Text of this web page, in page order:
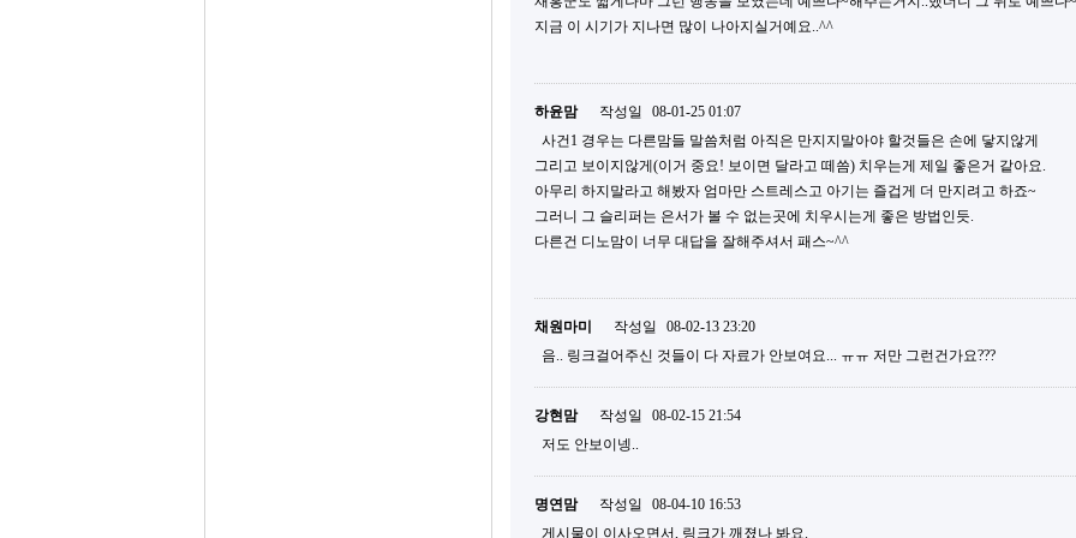
지금 이 시기가 지나면 많이 나아지실거예요..^^
하윤맘 작성일
08-01-25 01:07
사건1 경우는 다른맘들 말씀처럼 아직은 만지지말아야 할것들은 손에 닿지않게
그리고 보이지않게(이거 중요! 보이면 달라고 떼씀) 치우는게 제일 좋은거 같아요.
아무리 하지말라고 해봤자 엄마만 스트레스고 아기는 즐겁게 더 만지려고 하죠~
그러니 그 슬리퍼는 은서가 볼 수 없는곳에 치우시는게 좋은 방법인듯.
다른건 디노맘이 너무 대답을 잘해주셔서 패스~^^
채원마미 작성일
08-02-13 23:20
음.. 링크걸어주신 것들이 다 자료가 안보여요... ㅠㅠ 저만 그런건가요???
강현맘 작성일
08-02-15 21:54
저도 안보이넹..
명연맘 작성일
08-04-10 16:53
게시물이 이사오면서, 링크가 깨졌나 봐요.